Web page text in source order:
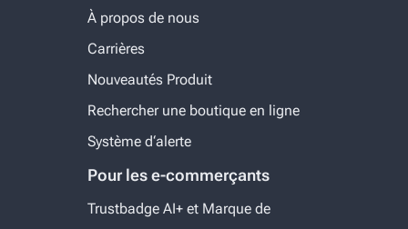
À propos de nous
Carrières
Nouveautés Produit
Rechercher une boutique en ligne
Système d‘alerte
Pour les e-commerçants
Trustbadge AI+ et Marque de